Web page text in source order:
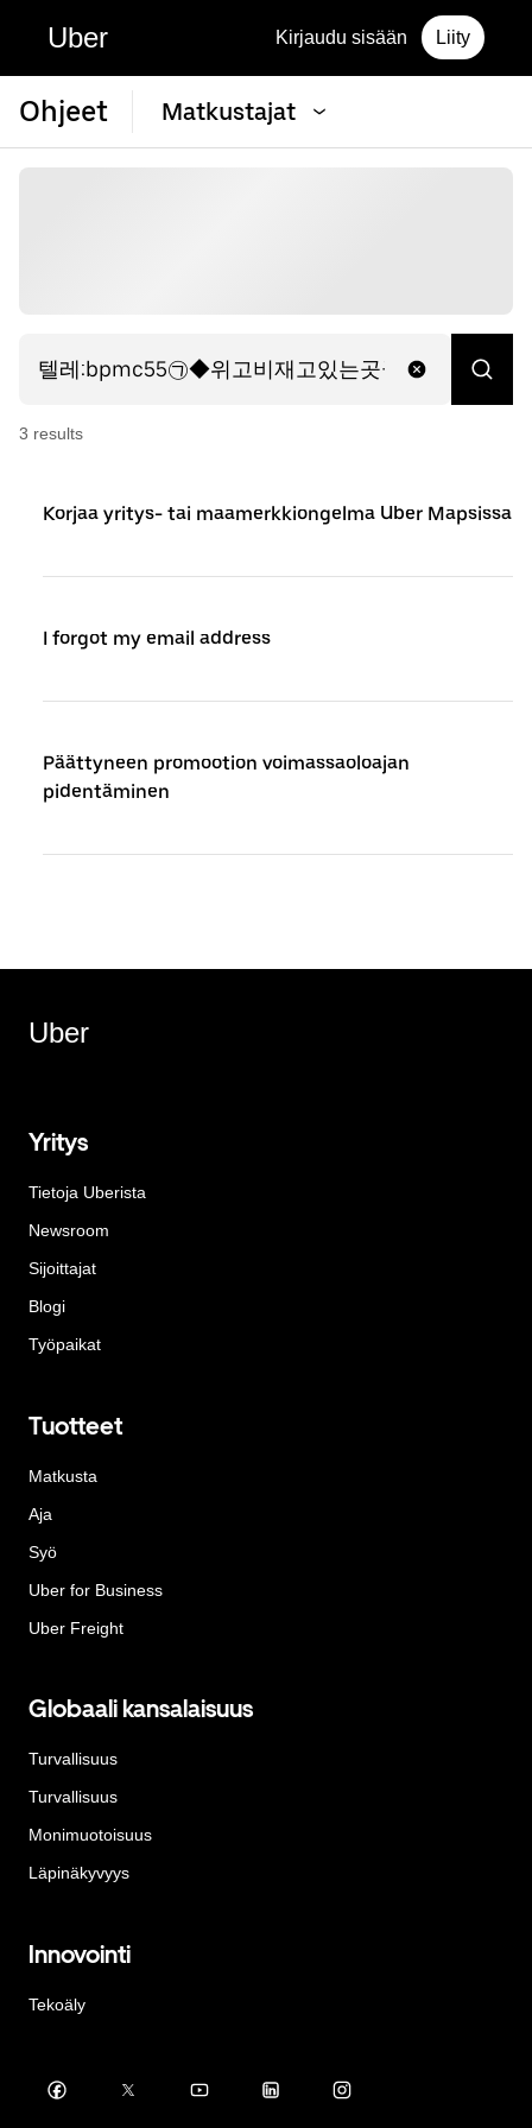
Uber Kirjaudu sisään Liity
Ohjeet Matkustajat
3 results
Korjaa yritys- tai maamerkkiongelma Uber Mapsissa
I forgot my email address
Päättyneen promootion voimassaoloajan
pidentäminen
Uber
Yritys
Tietoja Uberista
Newsroom
Sijoittajat
Blogi
Työpaikat
Tuotteet
Matkusta
Aja
Syö
Uber for Business
Uber Freight
Globaali kansalaisuus
Turvallisuus
Turvallisuus
Monimuotoisuus
Läpinäkyvyys
Innovointi
Tekoäly